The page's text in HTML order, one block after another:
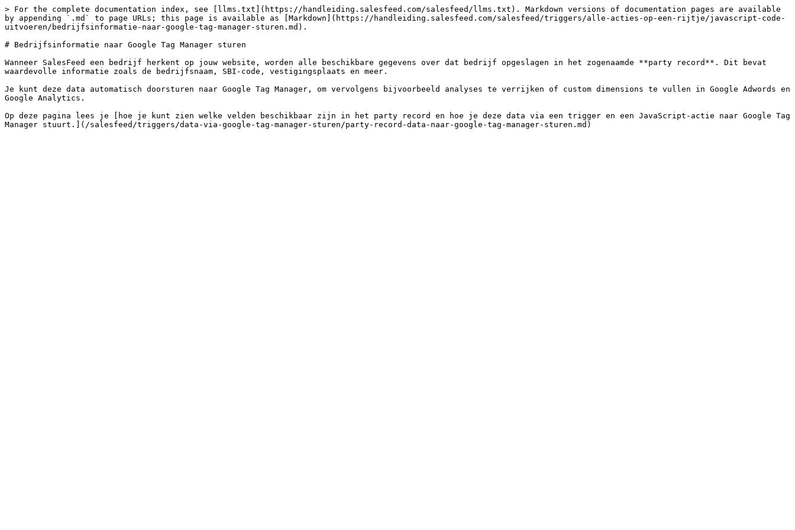
> For the complete documentation index, see [llms.txt](https://handleiding.salesfeed.com/salesfeed/llms.txt). Markdown versions of documentation pages are available
by appending `.md` to page URLs; this page is available as [Markdown](https://handleiding.salesfeed.com/salesfeed/triggers/alle-acties-op-een-rijtje/javascript-code-
uitvoeren/bedrijfsinformatie-naar-google-tag-manager-sturen.md).
# Bedrijfsinformatie naar Google Tag Manager sturen
Wanneer SalesFeed een bedrijf herkent op jouw website, worden alle beschikbare gegevens over dat bedrijf opgeslagen in het zogenaamde **party record**. Dit bevat
waardevolle informatie zoals de bedrijfsnaam, SBI-code, vestigingsplaats en meer.
Je kunt deze data automatisch doorsturen naar Google Tag Manager, om vervolgens bijvoorbeeld analyses te verrijken of custom dimensions te vullen in Google Adwords en
Google Analytics.
Op deze pagina lees je [hoe je kunt zien welke velden beschikbaar zijn in het party record en hoe je deze data via een trigger en een JavaScript-actie naar Google Tag